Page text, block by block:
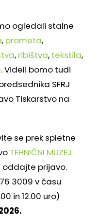
ogledali stalne
, prometa,
, ribištva, tekstila,
. Videli bomo tudi
SFRJ
Tiskarstvo na
se prek spletne
TEHNIČNI MUZEJ
oddajte prijavo.
3009 v času
in 12.00 uro)